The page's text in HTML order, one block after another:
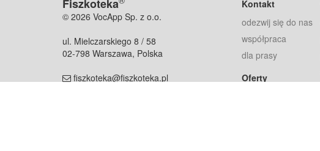
Fiszkoteka
© 2026 VocApp Sp. z o.o.
ul. Mielczarskiego 8 / 58
02-798 Warszawa, Polska
fiszkoteka@fiszkoteka.pl
Kontakt
odezwij się do nas
współpraca
dla prasy
Oferty